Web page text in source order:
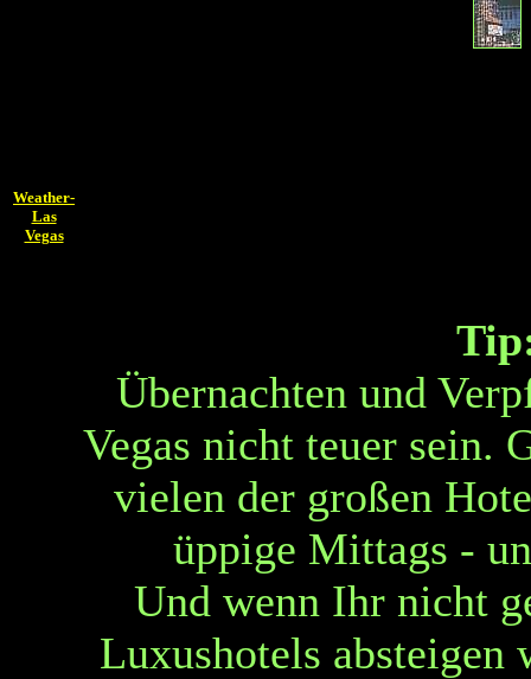
Weather-
Las
Vegas
Übernachten und
Vegas nicht teuer sein.
vielen der großen
üppige Mittags -
Und wenn Ihr nicht
Luxushotels